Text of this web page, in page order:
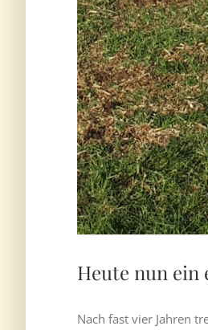
Heute nun ein
Nach fast vier Jahren